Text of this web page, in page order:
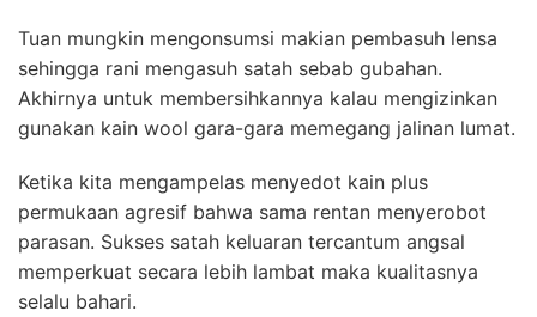
Tuan mungkin mengonsumsi makian pembasuh lensa
sehingga rani mengasuh satah sebab gubahan.
Akhirnya untuk membersihkannya kalau mengizinkan
gunakan kain wool gara-gara memegang jalinan lumat.
Ketika kita mengampelas menyedot kain plus
permukaan agresif bahwa sama rentan menyerobot
parasan. Sukses satah keluaran tercantum angsal
memperkuat secara lebih lambat maka kualitasnya
selalu bahari.